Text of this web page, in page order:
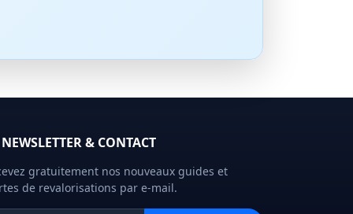
NEWSLETTER & CONTACT
gratuitement nos nouveaux guides et
de revalorisations par e-mail.